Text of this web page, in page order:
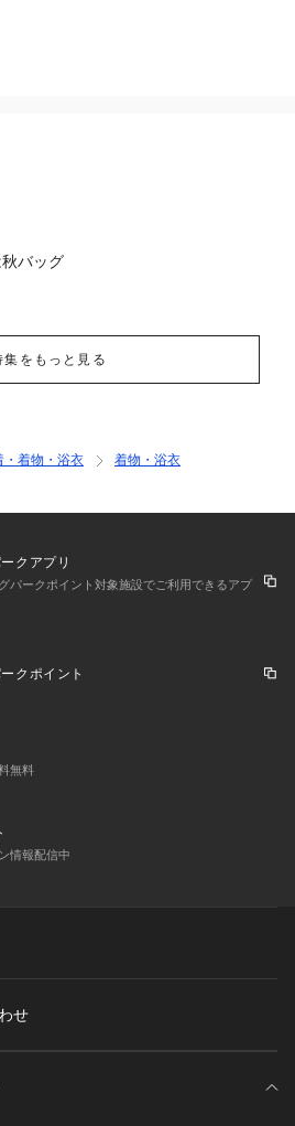
バッグ
集をもっと見る
・着物・浴衣
着物・浴衣
クアプリ
パークポイント対象施設でご利用できるアプ
クポイント
無料
情報配信中
せ